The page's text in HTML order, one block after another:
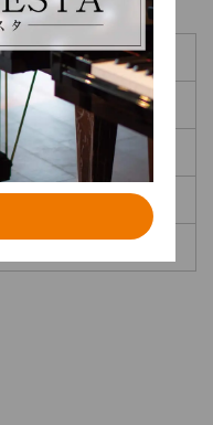
月会費(税込)
￥23,650
￥13,750
￥11,500
￥7,700